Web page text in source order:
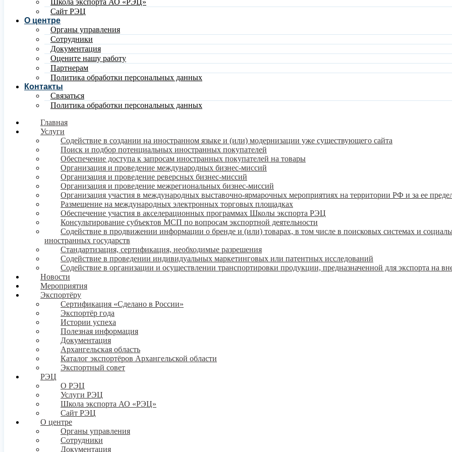
Школа экспорта АО «РЭЦ»
Сайт РЭЦ
О центре
Органы управления
Сотрудники
Документация
Оцените нашу работу
Партнерам
Политика обработки персональных данных
Контакты
Связаться
Политика обработки персональных данных
Главная
Услуги
Содействие в создании на иностранном языке и (или) модернизации уже существующего сайта
Поиск и подбор потенциальных иностранных покупателей
Обеспечение доступа к запросам иностранных покупателей на товары
Организация и проведение международных бизнес-миссий
Организация и проведение реверсных бизнес-миссий
Организация и проведение межрегиональных бизнес-миссий
Организация участия в международных выставочно-ярмарочных мероприятиях на территории РФ и за ее
Размещение на международных электронных торговых площадках
Обеспечение участия в акселерационных программах Школы экспорта РЭЦ
Консультирование субъектов МСП по вопросам экспортной деятельности
Содействие в продвижении информации о бренде и (или) товарах, в том числе в поисковых системах и
иностранных государств
Стандартизация, сертификация, необходимые разрешения
Содействие в проведении индивидуальных маркетинговых или патентных исследований
Содействие в организации и осуществлении транспортировки продукции, предназначенной для экспорта на
Новости
Мероприятия
Экспортёру
Сертификация «Сделано в России»
Экспортёр года
Истории успеха
Полезная информация
Документация
Архангельская область
Каталог экспортёров Архангельской области
Экспортный совет
РЭЦ
О РЭЦ
Услуги РЭЦ
Школа экспорта АО «РЭЦ»
Сайт РЭЦ
О центре
Органы управления
Сотрудники
Документация